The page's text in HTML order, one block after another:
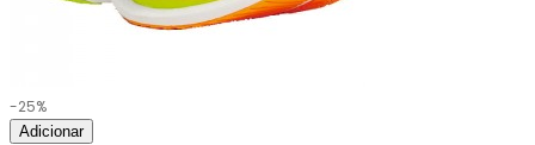
-25%
Adicionar